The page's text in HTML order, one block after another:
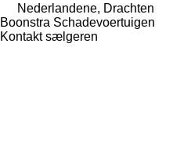
Nederlandene, Drachten
Boonstra Schadevoertuigen
Kontakt sælgeren